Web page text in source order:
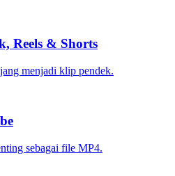
Reels & Shorts
menjadi klip pendek.
sebagai file MP4.